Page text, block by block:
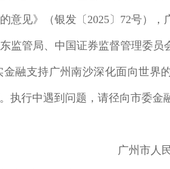
意见》（银发〔2025〕72号）
监管局、中国证券监督管理委员
融支持广州南沙深化面向世界
执行中遇到问题，请径向市委金
广州市人